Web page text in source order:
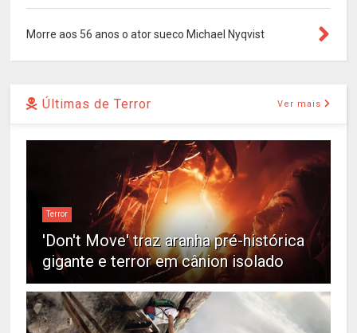
Morre aos 56 anos o ator sueco Michael Nyqvist
Últimas de Terror Ver mais
Terror
'Don't Move' traz aranha pré-histórica
gigante e terror em cânion isolado